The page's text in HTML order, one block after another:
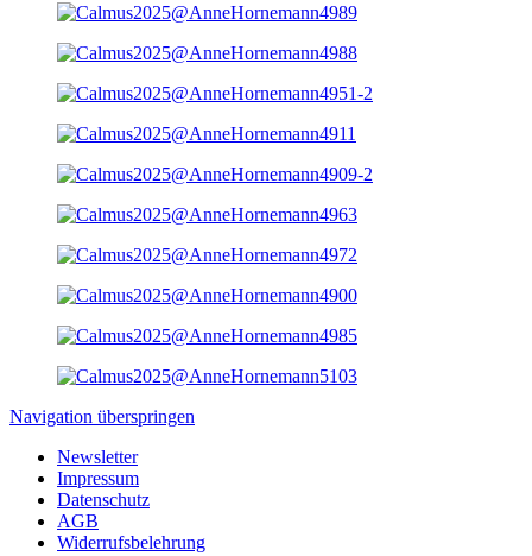
Navigation überspringen
Newsletter
Impressum
Datenschutz
AGB
Widerrufsbelehrung